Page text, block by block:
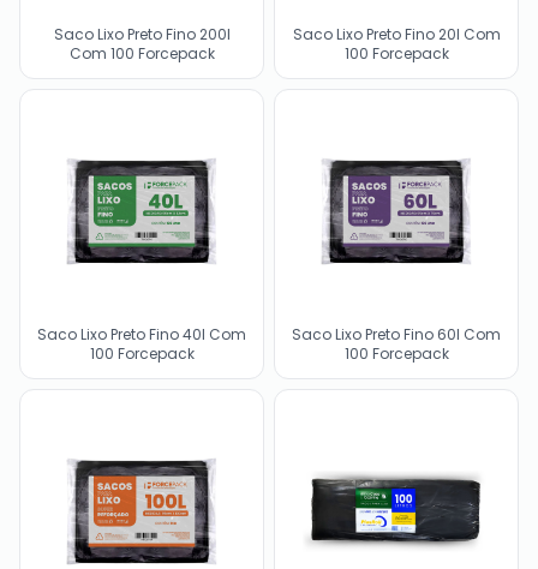
Saco Lixo Preto Fino 200l
Com 100 Forcepack
Saco Lixo Preto Fino 20l Com
100 Forcepack
Saco Lixo Preto Fino 40l Com
100 Forcepack
Saco Lixo Preto Fino 60l Com
100 Forcepack